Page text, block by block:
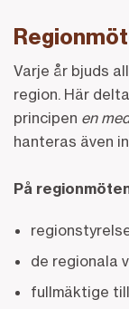
Varje år bjuds
region. Här
principen en
hanteras även
På
de regionala
fullmäktige